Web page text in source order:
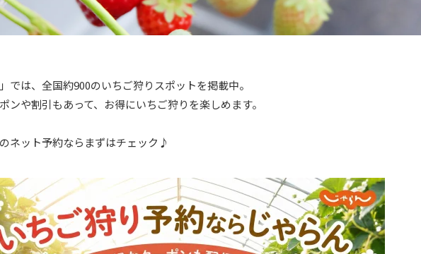
」では、全国約900のいちご狩りスポットを掲載中。
ンや割引もあって、お得にいちご狩りを楽しめます。
ネット予約ならまずはチェック♪